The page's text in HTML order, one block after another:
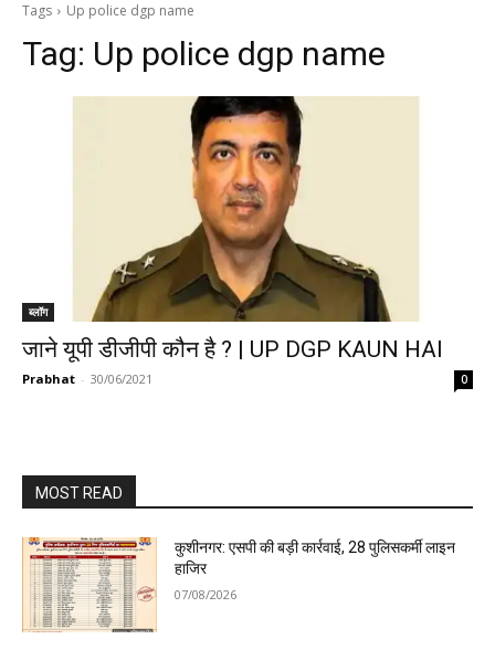
Tags Up police dgp name
Tag: Up police dgp name
ब्लॉग
जाने यूपी डीजीपी कौन है ? | UP DGP KAUN HAI
Prabhat - 30/06/2021 0
MOST READ
कुशीनगर: एसपी की बड़ी कार्रवाई, 28 पुलिसकर्मी लाइन
हाजिर
07/08/2026